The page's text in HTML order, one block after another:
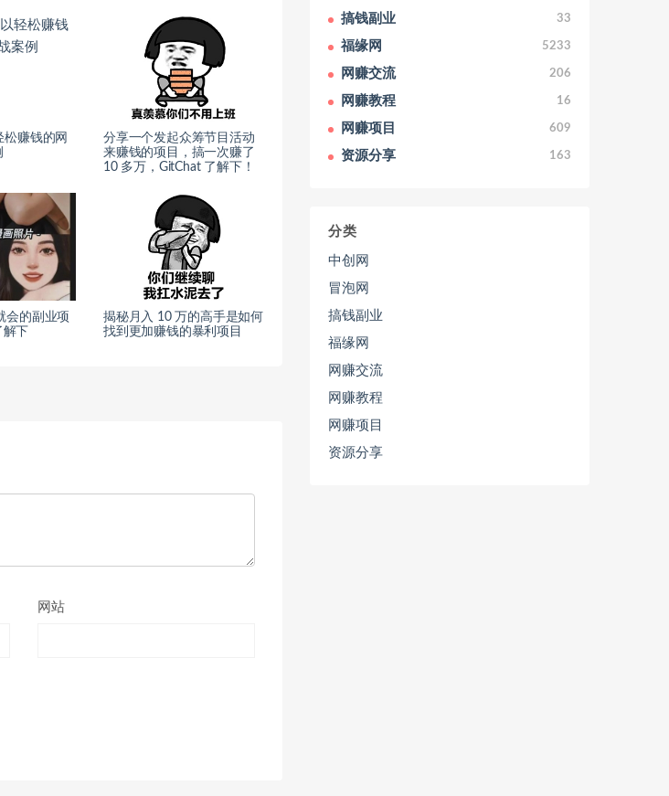
赚钱的网
分享一个发起众筹节目活动
来赚钱的项目，搞一次赚了
10 多万，GitChat 了解下！
会的副业项
解下
揭秘月入 10 万的高手是如何
找到更加赚钱的暴利项目
网站
搞钱副业 33
福缘网 5233
网赚交流 206
网赚教程 16
网赚项目 609
资源分享 163
分类
中创网
冒泡网
搞钱副业
福缘网
网赚交流
网赚教程
网赚项目
资源分享